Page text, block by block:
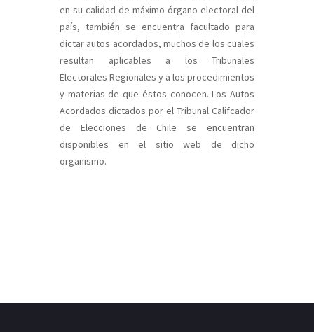
en su calidad de máximo órgano electoral del
país, también se encuentra facultado para
dictar autos acordados, muchos de los cuales
resultan aplicables a los Tribunales
Electorales Regionales y a los procedimientos
y materias de que éstos conocen. Los Autos
Acordados dictados por el Tribunal Califcador
de Elecciones de Chile se encuentran
disponibles en el sitio web de dicho
organismo.